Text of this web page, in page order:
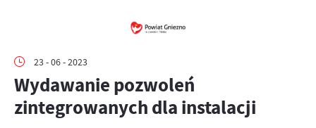
23 - 06 - 2023
Wydawanie pozwoleń
zintegrowanych dla instalacji